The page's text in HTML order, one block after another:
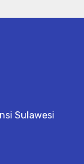
Sulawesi